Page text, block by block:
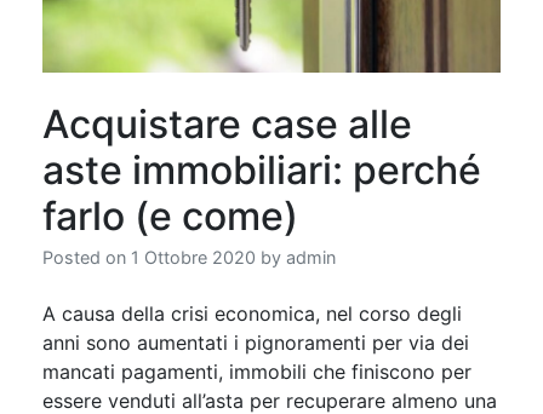
Acquistare case alle
aste immobiliari: perché
farlo (e come)
Posted on 1 Ottobre 2020 by admin
A causa della crisi economica, nel corso degli
anni sono aumentati i pignoramenti per via dei
mancati pagamenti, immobili che finiscono per
essere venduti all’asta per recuperare almeno una